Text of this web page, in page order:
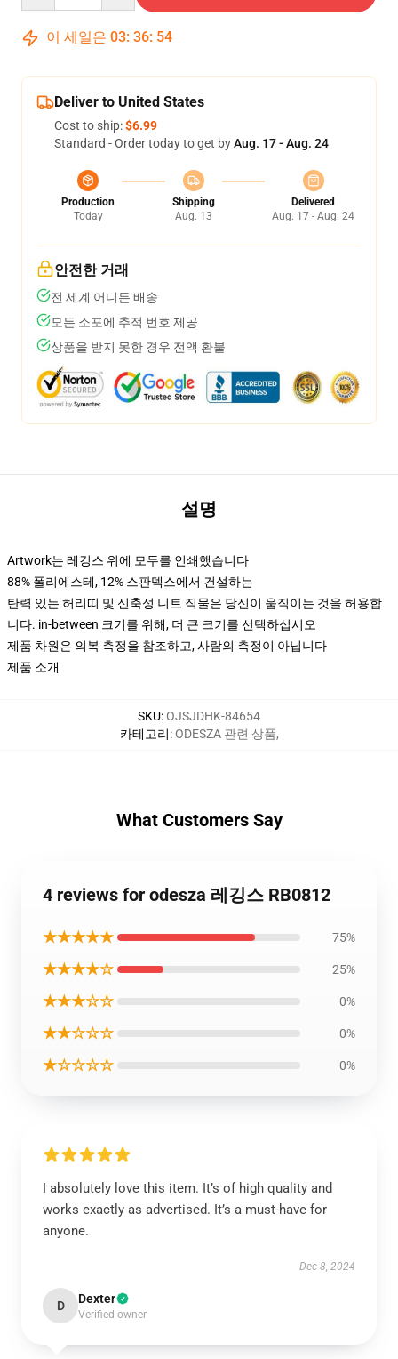
이 세일은 03: 36: 54
Deliver to United States
Cost to ship:$6.99
Standard - Order today to get byAug. 17 - Aug. 24
Production
Today
Shipping
Aug. 13
Delivered
Aug. 17 - Aug. 24
안전한 거래
전 세계 어디든 배송
모든 소포에 추적 번호 제공
상품을 받지 못한 경우 전액 환불
설명
Artwork는 레깅스 위에 모두를 인쇄했습니다
88% 폴리에스테, 12% 스판덱스에서 건설하는
탄력 있는 허리띠 및 신축성 니트 직물은 당신이 움직이는 것을 허용합
니다. in-between 크기를 위해, 더 큰 크기를 선택하십시오
제품 차원은 의복 측정을 참조하고, 사람의 측정이 아닙니다
제품 소개
SKU:OJSJDHK-84654
카테고리:ODESZA 관련 상품,
What Customers Say
4 reviews for odesza 레깅스 RB0812
★★★★★ 75%
★★★★☆ 25%
★★★☆☆ 0%
★★☆☆☆ 0%
★☆☆☆☆ 0%
I absolutely love this item. It’s of high quality and
works exactly as advertised. It’s a must-have for
anyone.
Dec 8, 2024
D Dexter
Verified owner